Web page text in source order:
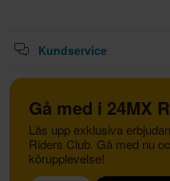
Kundservice
Gå med i 24MX
Lås upp exklusiva
Riders Club. Gå med nu
körupplevelse!